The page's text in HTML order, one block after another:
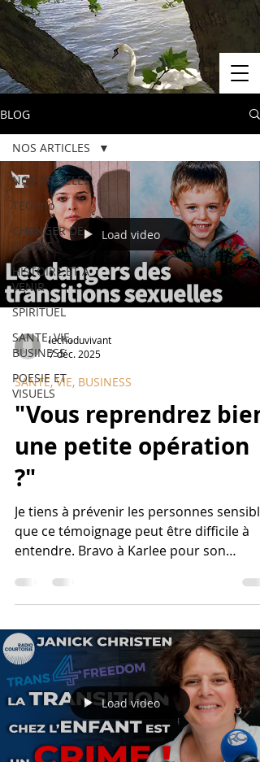
BLOG
NOS ARTICLES
TECHno
CHANGER DE
CLIMAT
HISTOIRE ET A
VENIR
SPIRITUEL
SANTE, VIE,
BUSINESS
POESIE ET
VISUELS
NOS ARTICLES
Load video
lechoduvivant
7 déc. 2025
SANTE, VIE, BUSINESS
"Vous reprendrez bien
une petite opération
?"
Je tiens à prévenir les personnes
que ce témoignage peut être difficile à
entendre. Bravo à Karlee pour son
beaucoup d'autres, et comme on l'a déjà
souligné ici, elle met notamment en
évidence l'embellissement du processus
de transition et ses conséquences. Et
pour gérer l'après, les marchands
d'illusions ont une solution toute
qui les enrichira un peu plus : une
nouvelle opération !
Load video